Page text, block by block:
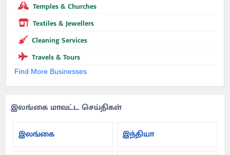
Temples & Churches
Textiles & Jewellers
Cleaning Services
Travels & Tours
Find More Businesses
இலங்கை மாவட்ட செய்திகள்
இலங்கை
இந்தியா